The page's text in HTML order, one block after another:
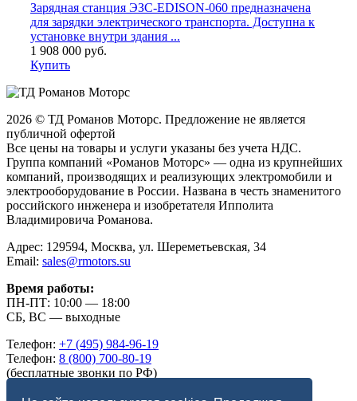
Зарядная станция ЭЗС-EDISON-060 предназначена
для зарядки электрического транспорта. Доступна к
установке внутри здания ...
1 908 000 руб.
Купить
2026 © ТД Романов Моторс. Предложение не является
публичной офертой
Все цены на товары и услуги указаны без учета НДС.
Группа компаний «Романов Моторс» — одна из крупнейших
компаний, производящих и реализующих электромобили и
электрооборудование в России. Названа в честь знаменитого
российского инженера и изобретателя Ипполита
Владимировича Романова.
Адрес: 129594, Москва, ул. Шереметьевская, 34
Email: sales@rmotors.su
Время работы:
ПН-ПТ: 10:00 — 18:00
СБ, ВС — выходные
Телефон: +7 (495) 984-96-19
Телефон: 8 (800) 700-80-19
(бесплатные звонки по РФ)